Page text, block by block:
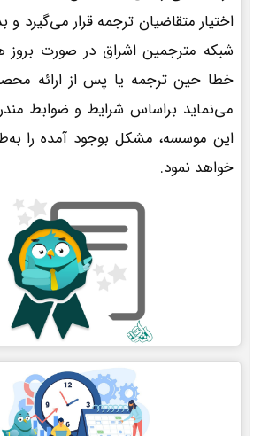
اختیار متقاضیان ترجمه قرار می‌گیرد
شبکه مترجمین اشراق در صورت بروز
خطا حین ترجمه یا پس از ارائه
می‌نماید براساس شرایط و ضوابط
این موسسه، مشکل بوجود آمده را
خواهد نمود.